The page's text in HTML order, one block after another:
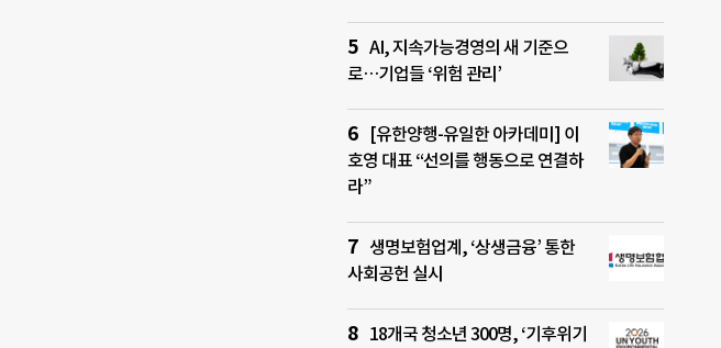
AI, 지속가능경영의 새 기준으
로…기업들 ‘위험 관리’
[유한양행-유일한 아카데미] 이
호영 대표 “선의를 행동으로 연결하
라”
생명보험업계, ‘상생금융’ 통한
사회공헌 실시
18개국 청소년 300명, ‘기후위기